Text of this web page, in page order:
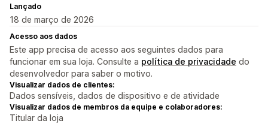
Lançado
18 de março de 2026
Acesso aos dados
Este app precisa de acesso aos seguintes dados para
funcionar em sua loja. Consulte a política de privacidade do
desenvolvedor para saber o motivo.
Visualizar dados de clientes:
Dados sensíveis, dados de dispositivo e de atividade
Visualizar dados de membros da equipe e colaboradores:
Titular da loja